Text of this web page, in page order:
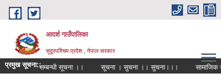
Skip to main content
आदर्श गाउँपालिका
सुदूरपश्चिम प्रदेश , नेपाल सरकार
प्रमुख सूचना::
भर्ना सम्बन्धी सूचना ।। सूचना । सुचना ।। सुचना।।। सामाजिक